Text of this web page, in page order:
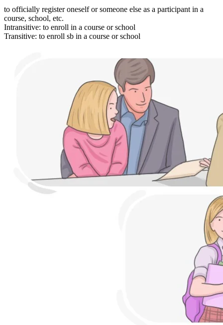
to officially register oneself or someone else as a participant in a
course, school, etc.
Intransitive: to enroll in a course or school
Transitive: to enroll sb in a course or school